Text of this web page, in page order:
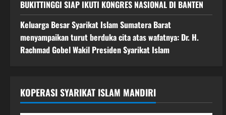
BUKITTINGGI SIAP IKUTI KONGRES NASIONAL DI BANTEN
Keluarga Besar Syarikat Islam Sumatera Barat
menyampaikan turut berduka cita atas wafatnya: Dr. H.
Rachmad Gobel Wakil Presiden Syarikat Islam
KOPERASI SYARIKAT ISLAM MANDIRI